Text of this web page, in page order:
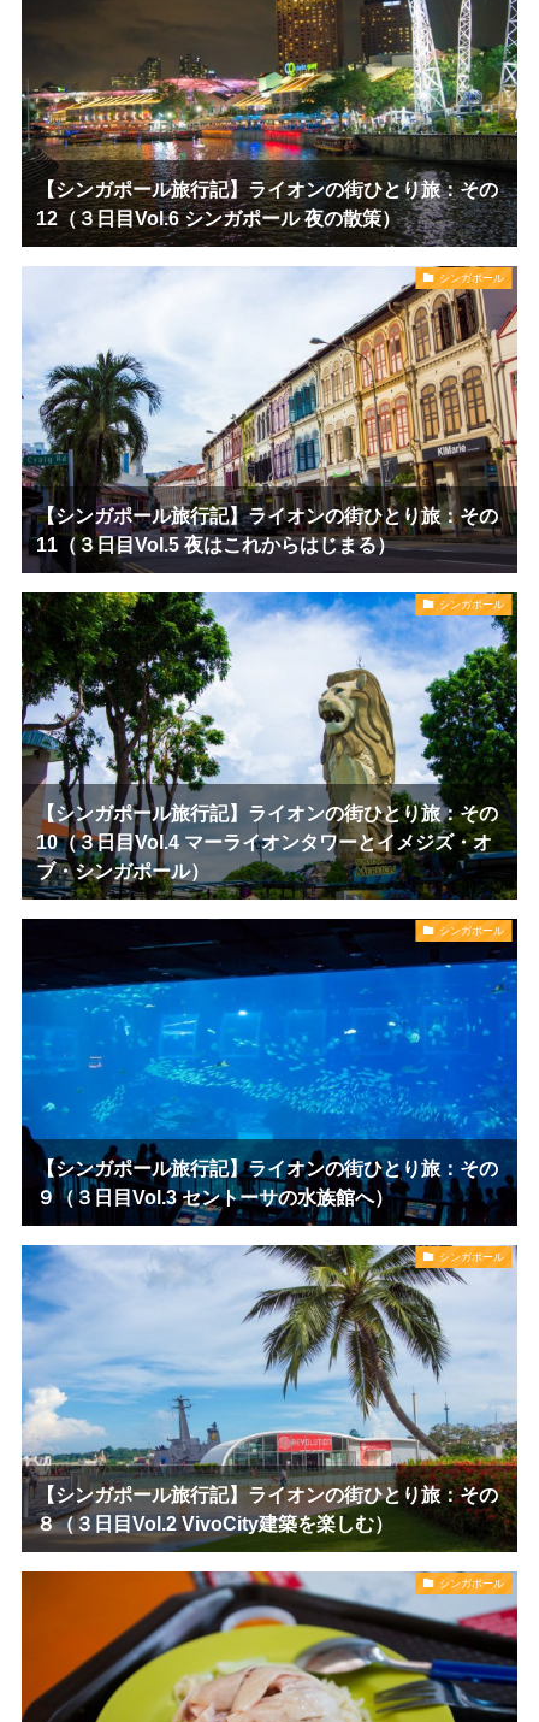
【シンガポール旅行記】ライオンの街ひとり旅：その
12（３日目Vol.6 シンガポール 夜の散策）
シンガポール
【シンガポール旅行記】ライオンの街ひとり旅：その
11（３日目Vol.5 夜はこれからはじまる）
シンガポール
【シンガポール旅行記】ライオンの街ひとり旅：その
10（３日目Vol.4 マーライオンタワーとイメジズ・オ
ブ・シンガポール）
シンガポール
【シンガポール旅行記】ライオンの街ひとり旅：その
９（３日目Vol.3 セントーサの水族館へ）
シンガポール
【シンガポール旅行記】ライオンの街ひとり旅：その
８（３日目Vol.2 VivoCity建築を楽しむ）
シンガポール